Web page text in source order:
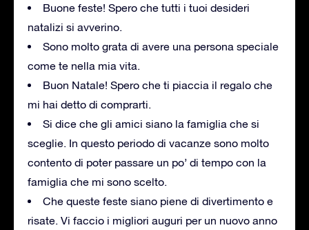
Buone feste! Spero che tutti i tuoi desideri
natalizi si avverino.
Sono molto grata di avere una persona speciale
come te nella mia vita.
Buon Natale! Spero che ti piaccia il regalo che
mi hai detto di comprarti.
Si dice che gli amici siano la famiglia che si
sceglie. In questo periodo di vacanze sono molto
contento di poter passare un po’ di tempo con la
famiglia che mi sono scelto.
Che queste feste siano piene di divertimento e
risate. Vi faccio i migliori auguri per un nuovo anno